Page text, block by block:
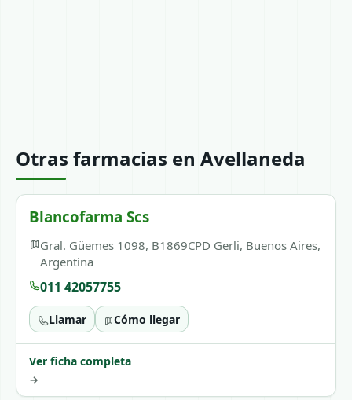
Otras farmacias en Avellaneda
Blancofarma Scs
Gral. Güemes 1098, B1869CPD Gerli, Buenos Aires,
Argentina
011 42057755
Llamar Cómo llegar
Ver ficha completa
→